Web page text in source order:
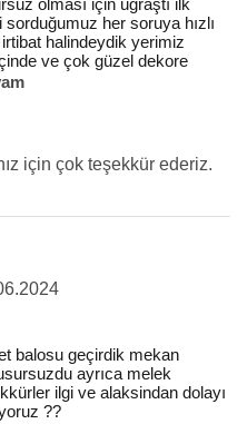
olması için uğraştı ilk
her soruya hızlı
halindeydik yerimiz
ve çok güzel dekore
için çok teşekkür ederiz.
balosu geçirdik mekan
ayrıca melek
ilgi ve alaksindan dolayı
??